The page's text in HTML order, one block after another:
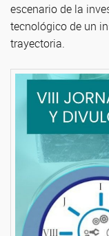
escenario de la
tecnológico de un
trayectoria.